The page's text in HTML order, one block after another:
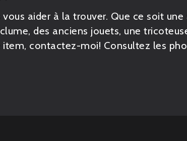
aider à la trouver. Que ce soit
des anciens jouets, une
item, contactez-moi! Consultez les